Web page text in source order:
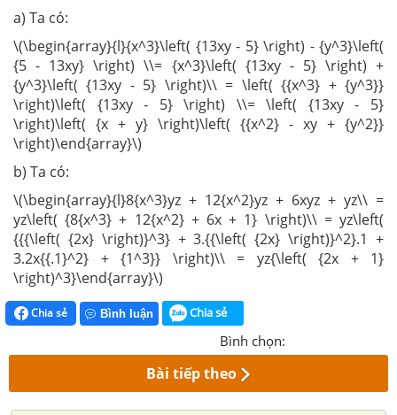
a) Ta có:
\(\begin{array}{l}{x^3}\left( {13xy - 5} \right) - {y^3}\left(
{5 - 13xy} \right) \\= {x^3}\left( {13xy - 5} \right) +
{y^3}\left( {13xy - 5} \right)\\ = \left( {{x^3} + {y^3}}
\right)\left( {13xy - 5} \right) \\= \left( {13xy - 5}
\right)\left( {x + y} \right)\left( {{x^2} - xy + {y^2}}
\right)\end{array}\)
b) Ta có:
\(\begin{array}{l}8{x^3}yz + 12{x^2}yz + 6xyz + yz\\ =
yz\left( {8{x^3} + 12{x^2} + 6x + 1} \right)\\ = yz\left(
{{{\left( {2x} \right)}^3} + 3.{{\left( {2x} \right)}^2}.1 +
3.2x{{.1}^2} + {1^3}} \right)\\ = yz{\left( {2x + 1}
\right)^3}\end{array}\)
Chia sẻ Bình luận Chia sẻ
Bình chọn:
Bài tiếp theo